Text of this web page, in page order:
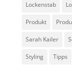
Lockenstab
Produkt
Sarah Kailer
Styling Tipps